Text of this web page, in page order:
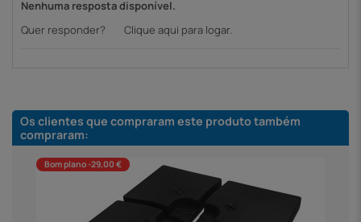
Nenhuma resposta disponível.
Quer responder?
Clique aqui para logar.
Os clientes que compraram este produto também
compraram:
Bom plano -29,00 €